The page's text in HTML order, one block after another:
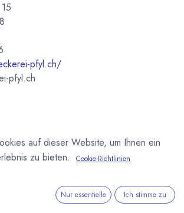
pfyl.ch/
pfyl.ch
Abonnieren
auf dieser Website, um Ihnen ein
zu bieten.
Cookie-Richtlinien
Nur essentielle Ich stimme zu